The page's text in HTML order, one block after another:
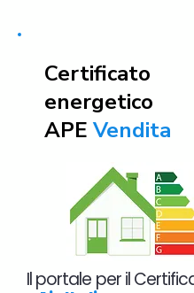
Certificato
energetico
APE Vendita
Il portale per il